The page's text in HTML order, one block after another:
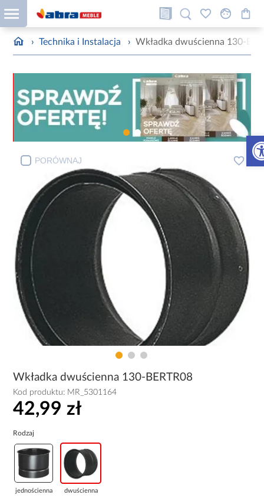
› Technika i Instalacja › Wkładka dwuścienna 130-
PORÓWNAJ
Wkładka dwuścienna 130-BERTR08
Kod produktu: MR_5301164
42,99 zł
Rodzaj
jednościenna dwuścienna